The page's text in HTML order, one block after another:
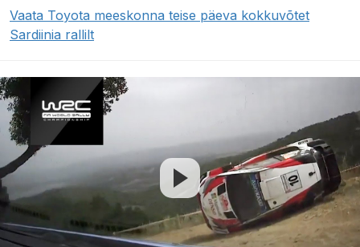
Vaata Toyota meeskonna teise päeva kokkuvõtet
Sardiinia rallilt